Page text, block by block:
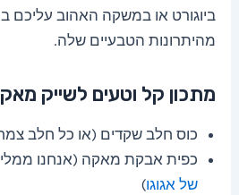
ביוגורט או במשקה האהוב עליכם
מהיתרונות הטבעיים שלה.
מתכון קל וטעים לשייק
כוס חלב שקדים (או כל חלב
כפית אבקת מאקה (אנחנו
של אגוגו)